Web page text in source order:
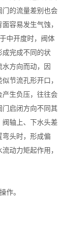
门的流量差别也会
容易发生气蚀，
中开度时，阀体
成完成不同的状
方向而动，因
节流孔形开口，
产生负压，往往会
门启闭方向不同其
阀轴上、下水头差
头时，形成偏
动力矩起作用，
作。